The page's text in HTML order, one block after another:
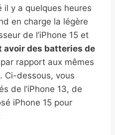
il y a quelques heures
en charge la légère
de l’iPhone 15 et
avoir des batteries de
par rapport aux mêmes
Ci-dessous, vous
de l’iPhone 13, de
iPhone 15 pour